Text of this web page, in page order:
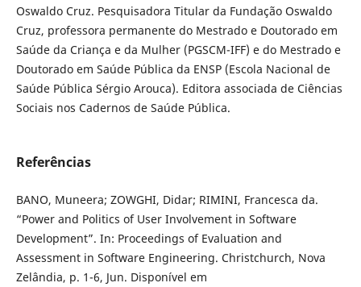
Oswaldo Cruz. Pesquisadora Titular da Fundação Oswaldo
Cruz, professora permanente do Mestrado e Doutorado em
Saúde da Criança e da Mulher (PGSCM-IFF) e do Mestrado e
Doutorado em Saúde Pública da ENSP (Escola Nacional de
Saúde Pública Sérgio Arouca). Editora associada de Ciências
Sociais nos Cadernos de Saúde Pública.
Referências
BANO, Muneera; ZOWGHI, Didar; RIMINI, Francesca da.
“Power and Politics of User Involvement in Software
Development”. In: Proceedings of Evaluation and
Assessment in Software Engineering. Christchurch, Nova
Zelândia, p. 1-6, Jun. Disponível em